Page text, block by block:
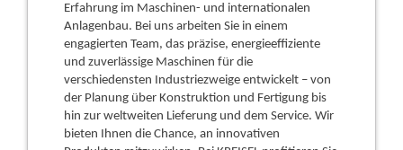
Erfahrung im Maschinen- und internationalen
Anlagenbau. Bei uns arbeiten Sie in einem
engagierten Team, das präzise, energieeffiziente
und zuverlässige Maschinen für die
verschiedensten Industriezweige entwickelt – von
der Planung über Konstruktion und Fertigung bis
hin zur weltweiten Lieferung und dem Service. Wir
bieten Ihnen die Chance, an innovativen